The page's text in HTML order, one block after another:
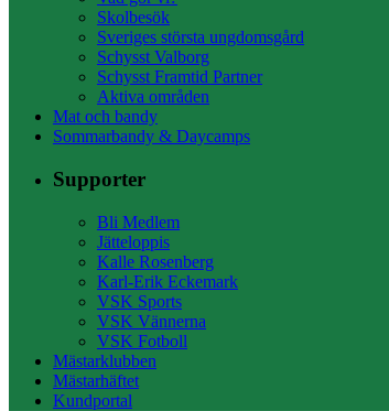
Skolbesök
Sveriges största ungdomsgård
Schysst Valborg
Schysst Framtid Partner
Aktiva områden
Mat och bandy
Sommarbandy & Daycamps
Supporter
Bli Medlem
Jätteloppis
Kalle Rosenberg
Karl-Erik Eckemark
VSK Sports
VSK Vännerna
VSK Fotboll
Mästarklubben
Mästarhäftet
Kundportal